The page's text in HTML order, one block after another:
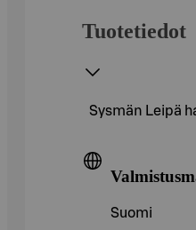
Tuotetiedot
Sysmän Leipä
Suomi